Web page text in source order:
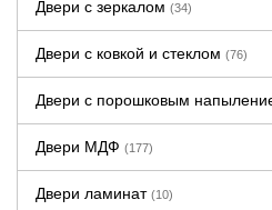
Двери с зеркалом (34)
Двери с ковкой и стеклом (76)
Двери с порошковым
Двери МДФ (177)
Двери ламинат (10)